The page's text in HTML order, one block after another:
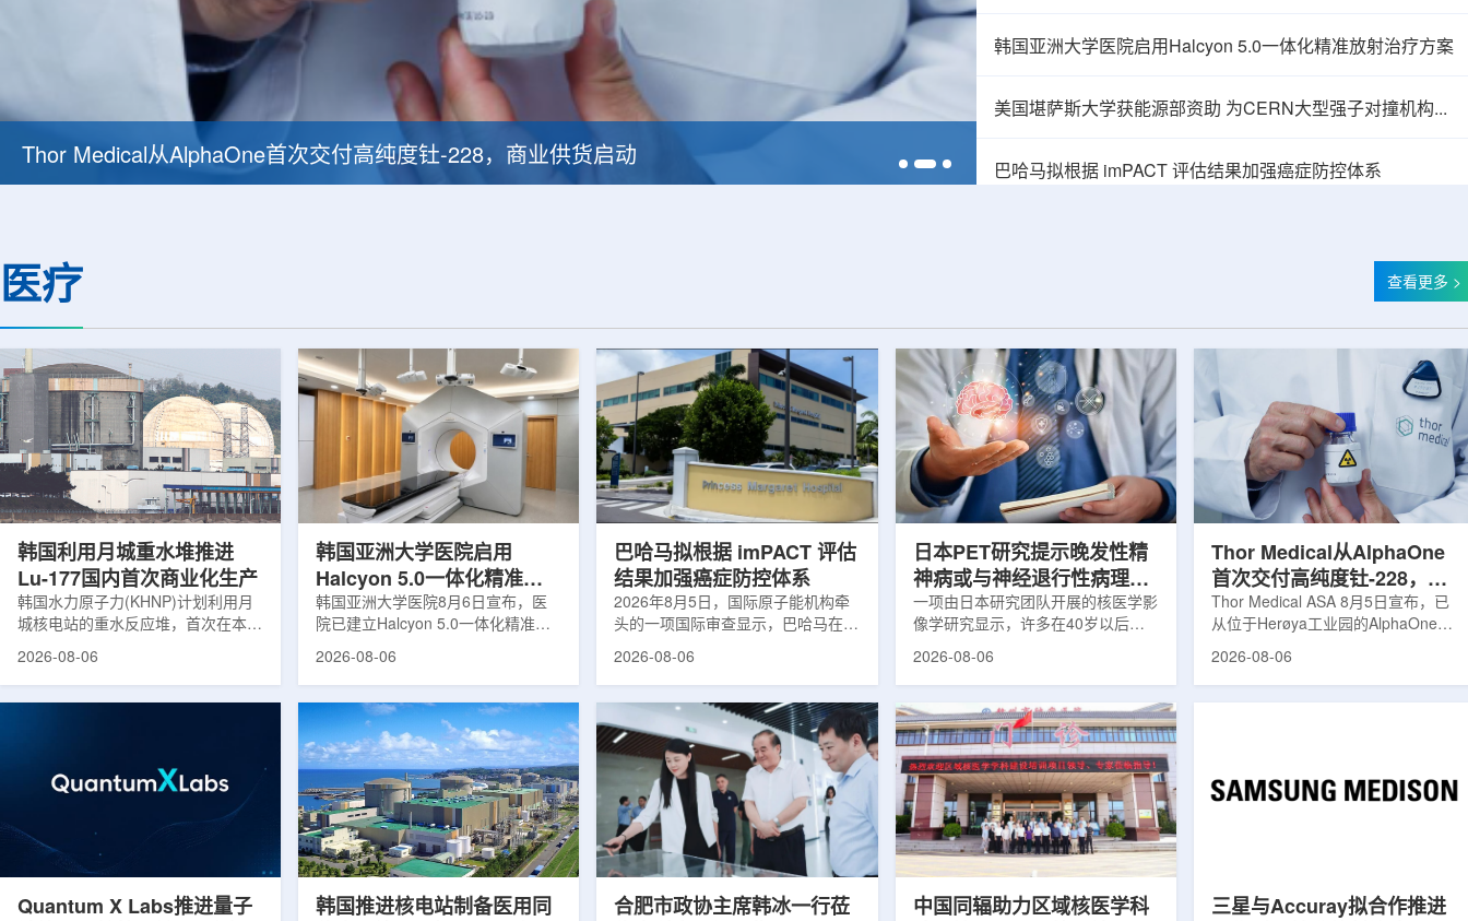
Thor Medical从AlphaOne首次交付高纯度钍-228，商业供货启动
韩国亚洲大学医院启用Halcyon 5.0一体化精准放射治疗方案
美国堪萨斯大学获能源部资助 为CERN大型强子对撞机构建新一代探测器
巴哈马拟根据 imPACT 评估结果加强癌症防控体系
医疗 查看更多 >
韩国利用月城重水堆推进
Lu-177国内首次商业化生产
韩国水力原子力(KHNP)计划利用月
城核电站的重水反应堆，首次在本土
生产用于癌症治疗的放射性同位素
元化的供应链并缩短运输时间。此次
计划的首要目标是实现镥-177的商业
化生产，预计在2028年进行试生
产，并在2031年开始全面量产。之
后，韩国水力原子力还将扩大生产范
2026-08-06
韩国亚洲大学医院启用
Halcyon 5.0一体化精准放
射治疗方案
韩国亚洲大学医院8月6日宣布，医
院已建立Halcyon 5.0一体化精准放
射治疗解决方案，并开始全面用于患
实时运动管理整合到同一治疗流程
中，用于提升图像引导放射治疗的精
准度和安全性。此次实施方案以
Halcyon系统软件5.0版本为基础，集
成高分辨率锥形束CT成像系统
HyperSight、六自由度患者定位台
Dynamic Couch，以及表面引导放
射治疗系统IDENTIFY。亚洲大学医
2026-08-06
巴哈马拟根据 imPACT 评估
结果加强癌症防控体系
2026年8月5日，国际原子能机构牵
头的一项国际审查显示，巴哈马在加
强癌症治疗服务方面具备进一步提升
治疗效果提出了路线图。巴哈马拿骚
玛格丽特公主医院(图片：Pelow
Media/Adobe Stock)这项 imPACT
评估由国际原子能机构、世界卫生组
织/泛美卫生组织和国际癌症研究机
构共同开展，应巴哈马卫生与健康部
请求进行，重点评估该国癌症防控能
力和实际需求。6月9日至11日，专
2026-08-06
日本PET研究提示晚发性精
神病或与神经退行性病理相
关
一项由日本研究团队开展的核医学影
像学研究显示，许多在40岁以后首
次出现幻觉、妄想等精神病性症状的
常沉积。研究纳入37名晚发性精神
病患者和47名年龄匹配的健康对照
者。研究人员采用淀粉样蛋白PET示
踪剂^11C-PiB，以及tau蛋白PET示
踪剂^18F-florzolotau，对受试者大
脑中的β-淀粉样蛋白和tau蛋白积累
情况进行评估。结果显示，晚发性精
2026-08-06
Thor Medical从AlphaOne
首次交付高纯度钍-228，商
业供货启动
Thor Medical ASA 8月5日宣布，已
从位于Herøya工业园的AlphaOne生
产设施完成首批高纯度钍-228(Th-
工业规模制造的开始，首批客户交付
表明公司已完成从产能建设到利用首
2026-08-06
Quantum X Labs推进量子
韩国推进核电站制备医用同
合肥市政协主席韩冰一行莅
中国同辐助力区域核医学科
三星与Accuray拟合作推进